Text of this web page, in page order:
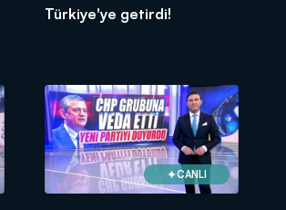
Türkiye'ye getirdi!
CANLI